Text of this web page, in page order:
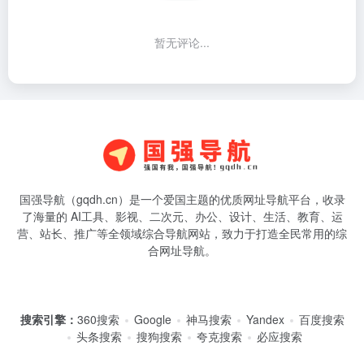
暂无评论...
国强导航（gqdh.cn）是一个爱国主题的优质网址导航平台，收录
了海量的 AI工具、影视、二次元、办公、设计、生活、教育、运
营、站长、推广等全领域综合导航网站，致力于打造全民常用的综
合网址导航。
搜索引擎： 360搜索 Google 神马搜索 Yandex
百度搜索
头条搜索
搜狗搜索 夸克搜索
必应搜索